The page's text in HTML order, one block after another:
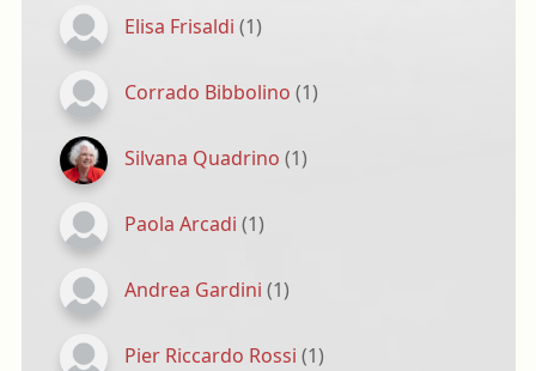
Elisa Frisaldi (1)
Corrado Bibbolino (1)
Silvana Quadrino (1)
Paola Arcadi (1)
Andrea Gardini (1)
Pier Riccardo Rossi (1)